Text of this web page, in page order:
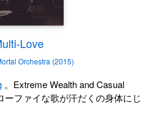
Love
Orchestra (2015)
。Extreme Wealth and Casual
ファイな歌が汗だくの身体にじ